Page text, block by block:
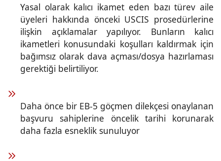
Yasal olarak kalıcı ikamet eden bazı türev aile
üyeleri hakkında önceki USCIS prosedürlerine
ilişkin açıklamalar yapılıyor. Bunların kalıcı
ikametleri konusundaki koşulları kaldırmak için
bağımsız olarak dava açması/dosya hazırlaması
gerektiği belirtiliyor.
Daha önce bir EB-5 göçmen dilekçesi onaylanan
başvuru sahiplerine öncelik tarihi korunarak
daha fazla esneklik sunuluyor